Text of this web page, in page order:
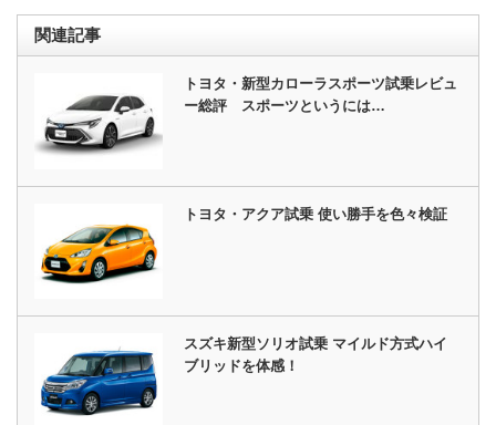
関連記事
トヨタ・新型カローラスポーツ試乗レビュ
ー総評 スポーツというには…
トヨタ・アクア試乗 使い勝手を色々検証
スズキ新型ソリオ試乗 マイルド方式ハイ
ブリッドを体感！